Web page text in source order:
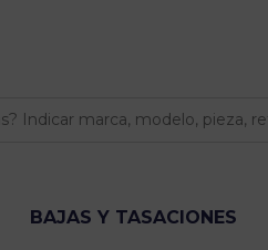
BAJAS Y TASACIONES